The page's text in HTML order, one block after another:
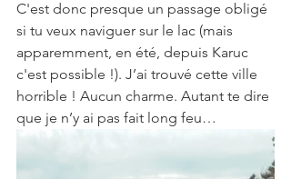
C'est donc presque un passage obligé
si tu veux naviguer sur le lac (mais
apparemment, en été, depuis Karuc
c'est possible !). J’ai trouvé cette ville
horrible ! Aucun charme. Autant te dire
que je n’y ai pas fait long feu…